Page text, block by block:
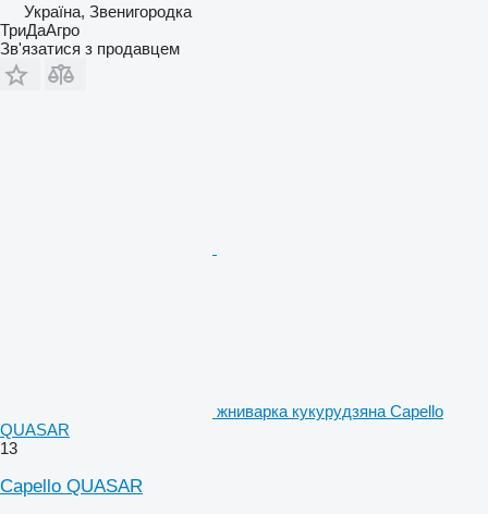
Україна, Звенигородка
ТриДаАгро
Зв'язатися з продавцем
жниварка кукурудзяна Capello
QUASAR
13
Capello QUASAR